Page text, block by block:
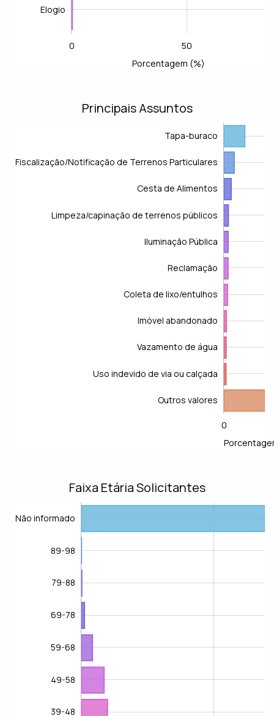
Elogio
-100
-50
0 50
100
150
Porcentagem (%)
Principais Assuntos
Fiscalização/Notificação de Terrenos Particulares
Tapa-buraco
Fiscalização/Notificação de Terrenos Particulares
Cesta de Alimentos
Limpeza/capinação de terrenos públicos
Iluminação Pública
Reclamação
Coleta de lixo/entulhos
Imóvel abandonado
Vazamento de água
Uso indevido de via ou calçada
Outros valores
-20
-10
0
10
100
60
40
-40
Faixa Etária Solicitantes
Não informado
Não informado
89-98
79-88
69-78
59-68
49-58
39-48